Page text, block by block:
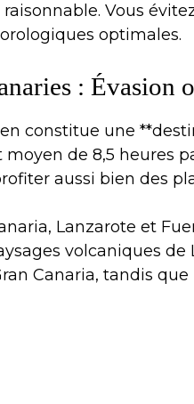
Vous
optimales.
: Évasion
constitue une
de 8,5 heures
aussi bien des
Lanzarote et
volcaniques
Canaria, tandis